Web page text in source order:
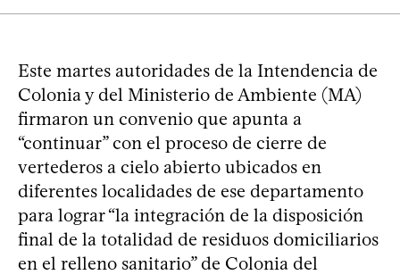
Este martes autoridades de la Intendencia de
Colonia y del Ministerio de Ambiente (MA)
firmaron un convenio que apunta a
“continuar” con el proceso de cierre de
vertederos a cielo abierto ubicados en
diferentes localidades de ese departamento
para lograr “la integración de la disposición
final de la totalidad de residuos domiciliarios
en el relleno sanitario” de Colonia del